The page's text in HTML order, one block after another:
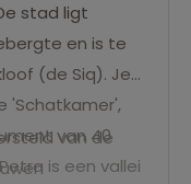
stad ligt
en is te
(de Siq). Je
'Schatkamer',
van 40
is een vallei
van de